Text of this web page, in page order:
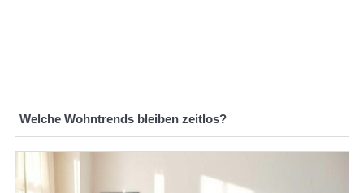
Welche Wohntrends bleiben zeitlos?